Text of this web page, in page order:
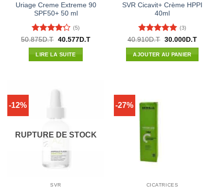
Uriage Creme Extreme 90
SPF50+ 50 ml
Note4.2
sur 5
(5)
50.875D.T Le
initial
était :
40.577D.TLe
LIRE LA SUITE
SVR Cicavit+ Crème HPPI
40ml
Note5 sur
5
(3)
40.910D.T Le
initial
était :
30.000D.TLe
AJOUTER AU PANIER
-12%
RUPTURE DE STOCK
SVR
-27%
CICATRICES